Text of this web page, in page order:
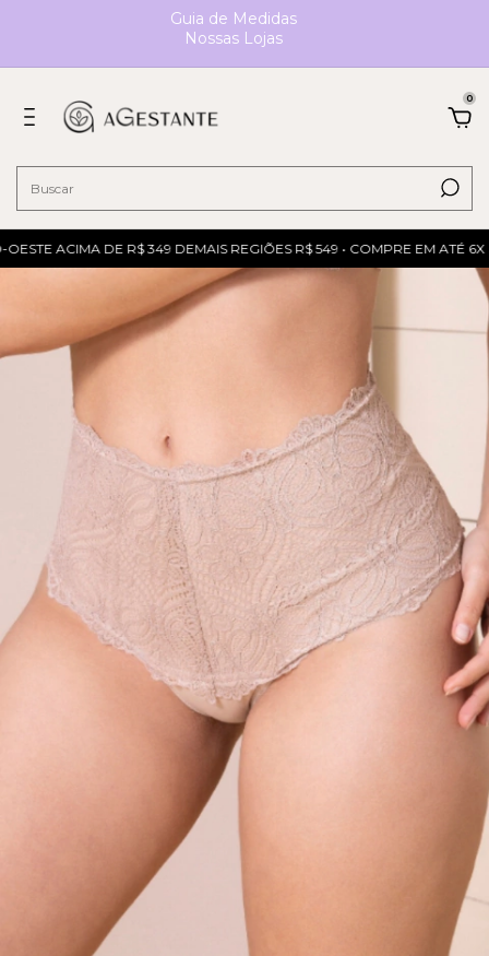
Guia de Medidas
Nossas Lojas
0
ACIMA DE R$ 349 DEMAIS REGIÕES R$ 549 • COMPRE EM ATÉ